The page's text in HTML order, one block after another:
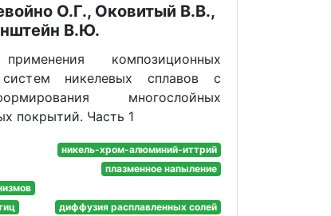
О.Г., Оковитый В.В.,
В.Ю.
композиционных
никелевых сплавов с
многослойных
покрытий. Часть 1
никель-хром-алюминий-иттрий
плазменное напыление
диффузия расплавленных солей